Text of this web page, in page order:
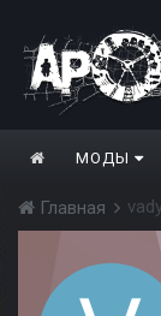
МОДЫ
Главная